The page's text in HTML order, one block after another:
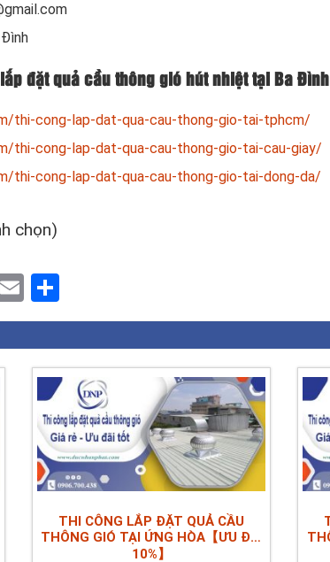
đặt quả cầu thông gió hút nhiệt tại Ba
thi-cong-lap-dat-qua-cau-thong-gio-tai-tphcm/
thi-cong-lap-dat-qua-cau-thong-gio-tai-cau-giay/
thi-cong-lap-dat-qua-cau-thong-gio-tai-dong-da/
chọn)
Email
THI CÔNG LẮP ĐẶT QUẢ CẦU
THÔNG GIÓ TẠI ỨNG HÒA【ƯU ĐÃI
10%】